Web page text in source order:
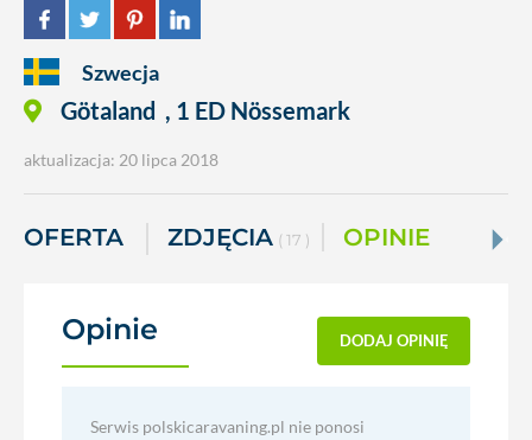
Szwecja
Götaland , 1 ED Nössemark
aktualizacja: 20 lipca 2018
OFERTA ZDJĘCIA ( 17 ) OPINIE
Opinie DODAJ OPINIĘ
Serwis polskicaravaning.pl nie ponosi